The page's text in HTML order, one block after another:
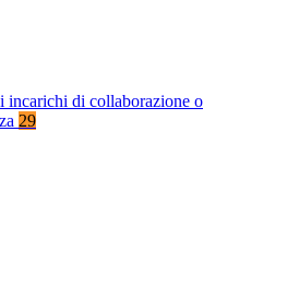
incarichi di collaborazione o
29